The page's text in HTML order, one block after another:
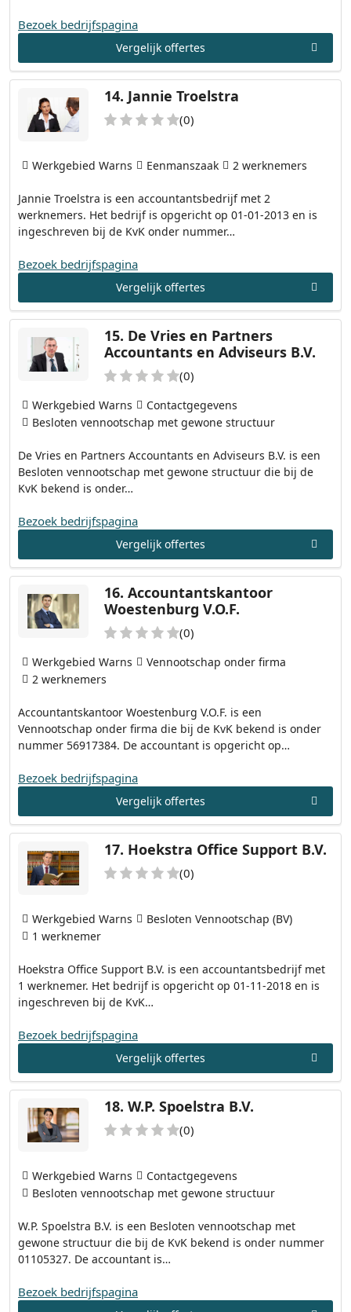
Bezoek bedrijfspagina
Vergelijk offertes
14. Jannie Troelstra
(0)
Jannie Troelstra is een accountantsbedrijf met 2
werknemers. Het bedrijf is opgericht op 01-01-2013 en is
ingeschreven bij de KvK onder nummer…
Werkgebied Warns Eenmanszaak 2 werknemers
Bezoek bedrijfspagina
Vergelijk offertes
15. De Vries en Partners
Accountants en Adviseurs B.V.
(0)
De Vries en Partners Accountants en Adviseurs B.V. is een
Besloten vennootschap met gewone structuur die bij de
KvK bekend is onder…
Werkgebied Warns
Contactgegevens
Besloten vennootschap met gewone structuur
Bezoek bedrijfspagina
Vergelijk offertes
16. Accountantskantoor
Woestenburg V.O.F.
(0)
Accountantskantoor Woestenburg V.O.F. is een
Vennootschap onder firma die bij de KvK bekend is onder
nummer 56917384. De accountant is opgericht op…
Werkgebied Warns
Vennootschap onder firma
2 werknemers
Bezoek bedrijfspagina
Vergelijk offertes
17. Hoekstra Office Support B.V.
(0)
Hoekstra Office Support B.V. is een accountantsbedrijf met
1 werknemer. Het bedrijf is opgericht op 01-11-2018 en is
ingeschreven bij de KvK…
Werkgebied Warns
Besloten Vennootschap (BV)
1 werknemer
Bezoek bedrijfspagina
Vergelijk offertes
18. W.P. Spoelstra B.V.
(0)
W.P. Spoelstra B.V. is een Besloten vennootschap met
gewone structuur die bij de KvK bekend is onder nummer
01105327. De accountant is…
Werkgebied Warns
Contactgegevens
Besloten vennootschap met gewone structuur
Bezoek bedrijfspagina